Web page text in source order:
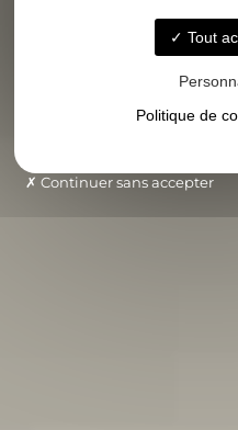
Tout
Politique de
Continuer sans accepter